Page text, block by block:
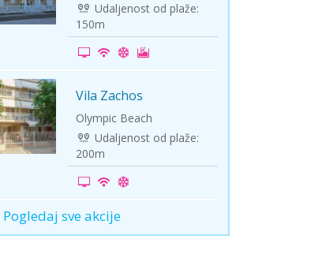
Udaljenost od plaže:
150m
First
Minute
Vila Zachos
Olympic Beach
Udaljenost od plaže:
200m
Pogledaj sve akcije